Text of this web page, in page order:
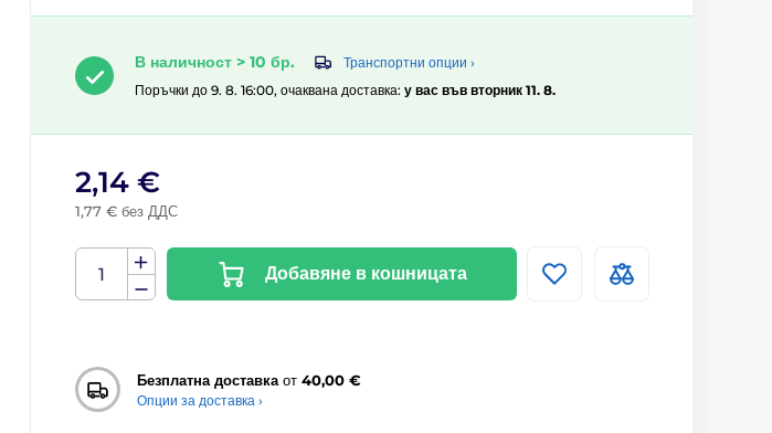
В наличност > 10 бр.
Транспортни опции ›
Поръчки до 9. 8. 16:00, очаквана доставка: у вас във вторник 11. 8.
2,14 €
1,77 € без ДДС
Добавяне в кошницата
Безплатна доставка от 40,00 €
Опции за доставка ›